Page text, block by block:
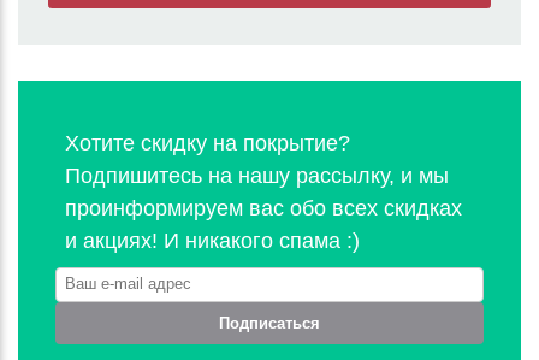
Хотите скидку на покрытие?
Подпишитесь на нашу рассылку, и мы
проинформируем вас обо всех скидках
и акциях! И никакого спама :)
Подписаться